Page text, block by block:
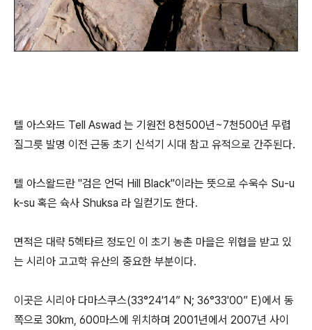
텔 아스와드 Tell Aswad 는 기원전 8천500년~7천500년 무렵
질그릇 발명 이전 근동 초기 신석기 시대 참고 유적으로 간주된다.
텔 아스왈드란 "검은 언덕 Hill Black"이라는 뜻으로 수욱수 Su-u
k-su 혹은 슉사 Shuksa 라 일컫기도 한다.
면적은 대략 5헥타르 정도인 이 초기 농촌 마을은 위협을 받고 있
는 시리아 고고학 유산의 중요한 부분이다.
이곳은 시리아 다마스쿠스(33°24'14” N; 36°33'00” E)에서 동
쪽으로 30km, 600마스에 위치하며 2001년에서 2007년 사이